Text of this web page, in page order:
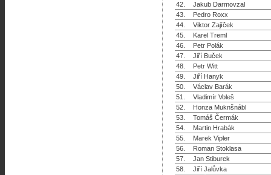
42.
Jakub Darmovzal
43.
Pedro Roxx
44.
Viktor Zajíček
45.
Karel Treml
46.
Petr Polák
47.
Jiří Buček
48.
Petr Witt
49.
Jiří Hanyk
50.
Václav Barák
51.
Vladimír Voleš
52.
Honza Muknšnábl
53.
Tomáš Čermák
54.
Martin Hrabák
55.
Marek Vipler
56.
Roman Stoklasa
57.
Jan Stiburek
58.
Jiří Jalůvka